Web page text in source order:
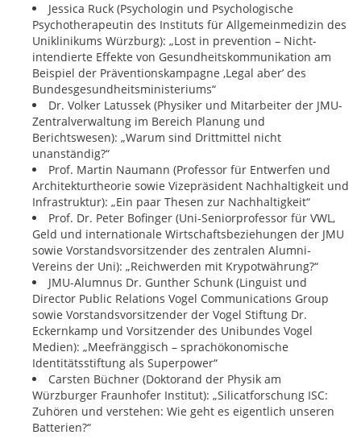
Jessica Ruck (Psychologin und Psychologische
Psychotherapeutin des Instituts für Allgemeinmedizin des
Uniklinikums Würzburg): „Lost in prevention – Nicht-
intendierte Effekte von Gesundheitskommunikation am
Beispiel der Präventionskampagne ,Legal aberʼ des
Bundesgesundheitsministeriums“
Dr. Volker Latussek (Physiker und Mitarbeiter der JMU-
Zentralverwaltung im Bereich Planung und
Berichtswesen): „Warum sind Drittmittel nicht
unanständig?“
Prof. Martin Naumann (Professor für Entwerfen und
Architekturtheorie sowie Vizepräsident Nachhaltigkeit und
Infrastruktur): „Ein paar Thesen zur Nachhaltigkeit“
Prof. Dr. Peter Bofinger (Uni-Seniorprofessor für VWL,
Geld und internationale Wirtschaftsbeziehungen der JMU
sowie Vorstandsvorsitzender des zentralen Alumni-
Vereins der Uni): „Reichwerden mit Krypotwährung?“
JMU-Alumnus Dr. Gunther Schunk (Linguist und
Director Public Relations Vogel Communications Group
sowie Vorstandsvorsitzender der Vogel Stiftung Dr.
Eckernkamp und Vorsitzender des Unibundes Vogel
Medien): „Meefränggisch – sprachökonomische
Identitätsstiftung als Superpower“
Carsten Büchner (Doktorand der Physik am
Würzburger Fraunhofer Institut): „Silicatforschung ISC:
Zuhören und verstehen: Wie geht es eigentlich unseren
Batterien?“